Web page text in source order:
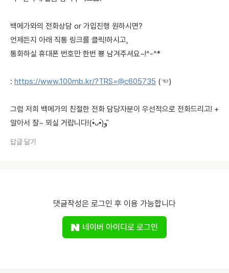
백메가와의 전화상담 or 가입진행 원하시면?
언제든지 아래 직통 링크를 클릭!하시고,
통화하실 휴대폰 번호만 한번 뿅 남겨주셔요~!^-^*
: https://www.100mb.kr/?TRS=@c605735 (☜)
그럼 저희 백메가의 친절한 전화 담당자분이 우선적으로 전화드리고! +
알아서 잘~ 뫼실 거랍니다!(•̀ᴗ•́)و ̑̑
답글 달기
댓글작성은 로그인 후 이용 가능합니다
네이버 아이디로 로그인